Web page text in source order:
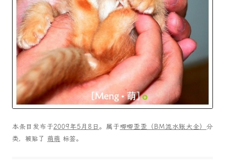
本条目发布于2009年5月8日 。属于唧唧歪歪（BM流水账大全）分
类，被贴了 萌萌 标签。